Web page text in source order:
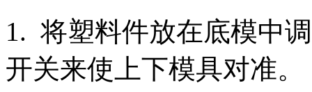
1. 将塑料件放在底模中
开关来使上下模具对准。